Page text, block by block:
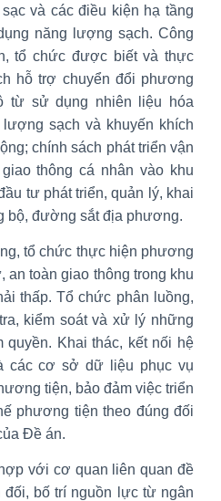
và các điều kiện hạ tầng
năng lượng sạch. Công
tổ chức được biết và thực
hỗ trợ chuyển đổi phương
từ sử dụng nhiên liệu hóa
sạch và khuyến khích
chính sách phát triển vận
thông cá nhân vào khu
tư phát triển, quản lý, khai
bộ, đường sắt địa phương.
tổ chức thực hiện phương
an toàn giao thông trong khu
thấp. Tổ chức phân luồng,
kiểm soát và xử lý những
quyền. Khai thác, kết nối hệ
các cơ sở dữ liệu phục vụ
tiện, bảo đảm việc triển
phương tiện theo đúng đối
Đề án.
với cơ quan liên quan đề
bố trí nguồn lực từ ngân